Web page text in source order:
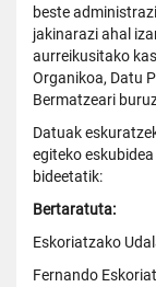
beste
jakinarazi ahal
aurreikusitako
Organikoa, Datu
Bermatzeari
Datuak
egiteko
bideetatik:
Bertaratuta:
Eskoriatzako
Fernando